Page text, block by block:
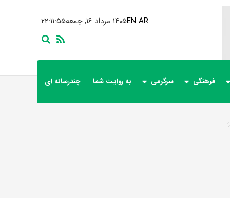
۲۲:۱۱:۵۵ ۱۴۰۵ مرداد ۱۶, جمعهEN AR
فرهنگی سرگرمی به روایت شما چندرسانه ای